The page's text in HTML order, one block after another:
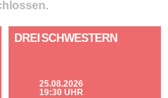
DREI SCHWESTERN
25.08.2026
19:30 UHR